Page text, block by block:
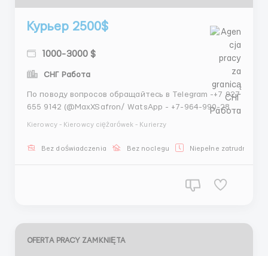
Курьер 2500$
1000-3000 $
СНГ Работа
По поводу вопросов обращайтесь в Telegram -+7 927
655 9142 (@MaxXSafron/ WatsApp - +7-964-990-28-
до клиента Получение заказов у клиента
Kierowcy - Kierowcy ciężarówek - Kurierzy
Bez doświadczenia Bez noclegu Niepełne zatrudnienie
OFERTA PRACY ZAMKNIĘTA